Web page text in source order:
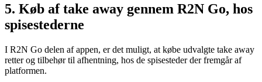
5. Køb af take away gennem R2N Go, hos
spisestederne
I R2N Go delen af appen, er det muligt, at købe udvalgte take away
retter og tilbehør til afhentning, hos de spisesteder der fremgår af
platformen.